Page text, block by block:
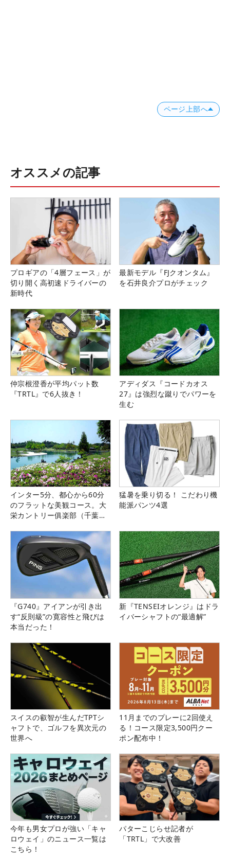
ページ上部へ
オススメの記事
プロギアの「4層フェース」が
切り開く高初速ドライバーの
新時代
最新モデル『FJクオンタム』
を石井良介プロがチェック
仲宗根澄香が平均パット数
『TRTL』で6人抜き！
アディダス『コードカオス
27』は強烈な蹴りでパワーを
生む
インター5分、都心から60分
のフラットな美観コース。大
栄カントリー俱楽部（千葉
猛暑を乗り切る！ こだわり機
能派パンツ4選
『G740』アイアンが引き出
す“反則級”の寛容性と飛びは
本当だった！
新『TENSEIオレンジ』はドラ
イバーシャフトの“最適解”
スイスの叡智が生んだTPTシ
ャフトで、ゴルフを異次元の
世界へ
11月までのプレーに2回使え
る！コース限定3,500円クー
ポン配布中！
今年も男女プロが強い「キャ
ロウェイ」のニュース一覧は
こちら！
パターこじらせ記者が
「TRTL」で大改善